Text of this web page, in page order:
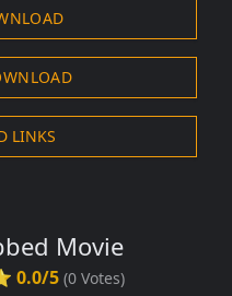
LINKS
Movie
0.0/5 (0 Votes)